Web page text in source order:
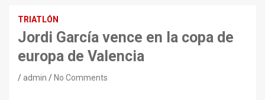
TRIATLÓN
Jordi García vence en la copa de
europa de Valencia
admin No Comments